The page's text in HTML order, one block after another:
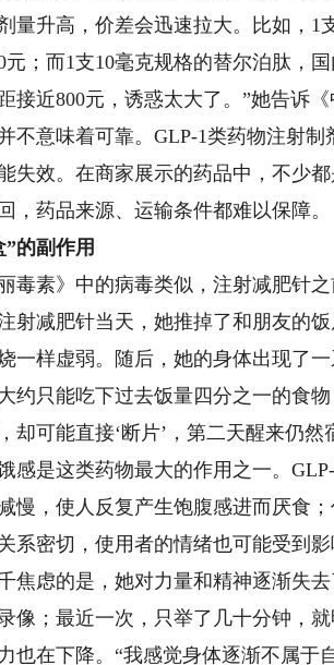
量升高，价差会迅速拉大。比如，1
元；而1支10毫克规格的替尔泊肽，
接近800元，诱惑太大了。”她告诉《
意味着可靠。GLP-1类药物注射
失效。在商家展示的药品中，不少
，药品来源、运输条件都难以保障。
副作用
素》中的病毒类似，注射减肥针之
减肥针当天，她推掉了和朋友的饭
一样虚弱。随后，她的身体出现了
约只能吃下过去饭量四分之一的食
却可能直接‘断片’，第二天醒来仍然
是这类药物最大的作用之一。
慢，使人反复产生饱腹感进而厌食
系密切，使用者的情绪也可能受到影
虑的是，她对力量和精神逐渐失去
像；最近一次，只举了几十分钟，
也在下降。“我感觉身体逐渐不属于